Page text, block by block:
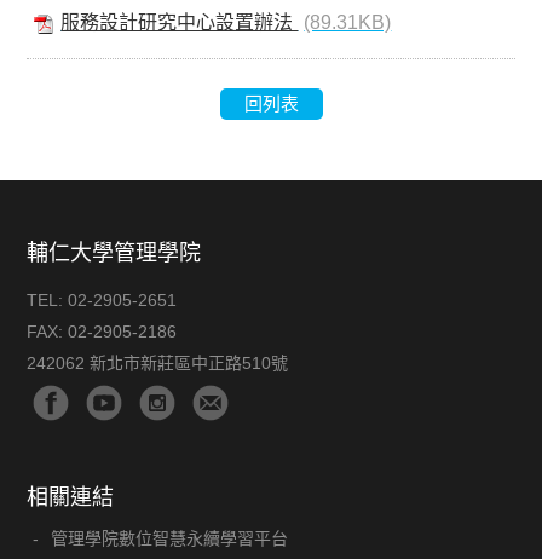
服務設計研究中心設置辦法 (89.31KB)
回列表
輔仁大學管理學院
TEL:02-2905-2651
FAX:02-2905-2186
242062 新北市新莊區中正路510號
相關連結
管理學院數位智慧永續學習平台